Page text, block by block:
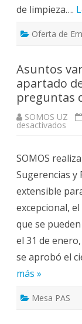
de limpieza….
Oferta de
Asuntos
apartado
preguntas
SOMOS UZ
desactivados
en
el
de
o
de
la
de
SOMOS
Sugerencias y
extensible
excepcional,
que se
el 31 de
se aprobó el
más »
Mesa PAS